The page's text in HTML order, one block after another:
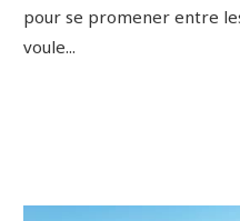
pour se promener entre
voule...